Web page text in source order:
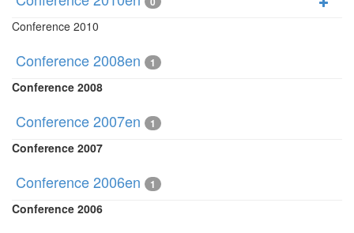
Conference 2010
Conference 2008en 1
Conference 2008
Conference 2007en 1
Conference 2007
Conference 2006en 1
Conference 2006